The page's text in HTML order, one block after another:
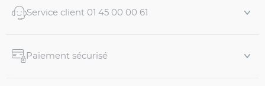
Service client 01 45 00 00 61
Paiement sécurisé